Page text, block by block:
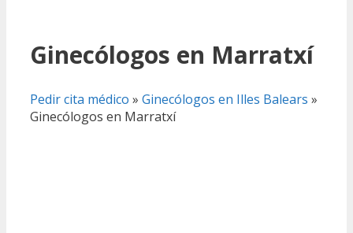
Ginecólogos en Marratxí
Pedir cita médico » Ginecólogos en Illes Balears »
Ginecólogos en Marratxí